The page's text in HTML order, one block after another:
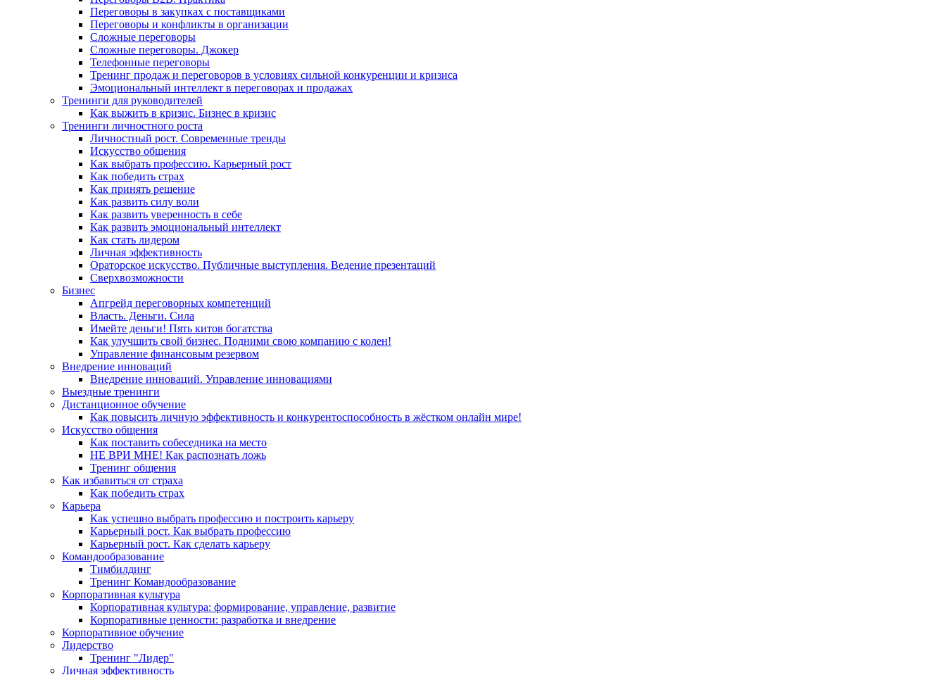
Переговоры в закупках с поставщиками
Переговоры и конфликты в организации
Сложные переговоры
Сложные переговоры. Джокер
Телефонные переговоры
Тренинг продаж и переговоров в условиях сильной конкуренции и кризиса
Эмоциональный интеллект в переговорах и продажах
Тренинги для руководителей
Как выжить в кризис. Бизнес в кризис
Тренинги личностного роста
Личностный рост. Современные тренды
Искусство общения
Как выбрать профессию. Карьерный рост
Как победить страх
Как принять решение
Как развить силу воли
Как развить уверенность в себе
Как развить эмоциональный интеллект
Как стать лидером
Личная эффективность
Ораторское искусство. Публичные выступления. Ведение презентаций
Сверхвозможности
Бизнес
Апгрейд переговорных компетенций
Власть. Деньги. Сила
Имейте деньги! Пять китов богатства
Как улучшить свой бизнес. Подними свою компанию с колен!
Управление финансовым резервом
Внедрение инноваций
Внедрение инноваций. Управление инновациями
Выездные тренинги
Дистанционное обучение
Как повысить личную эффективность и конкурентоспособность в жёстком онлайн мире!
Искусство общения
Как поставить собеседника на место
НЕ ВРИ МНЕ! Как распознать ложь
Тренинг общения
Как избавиться от страха
Как победить страх
Карьера
Как успешно выбрать профессию и построить карьеру
Карьерный рост. Как выбрать профессию
Карьерный рост. Как сделать карьеру
Командообразование
Тимбилдинг
Тренинг Командообразование
Корпоративная культура
Корпоративная культура: формирование, управление, развитие
Корпоративные ценности: разработка и внедрение
Корпоративное обучение
Лидерство
Тренинг "Лидер"
Личная эффективность